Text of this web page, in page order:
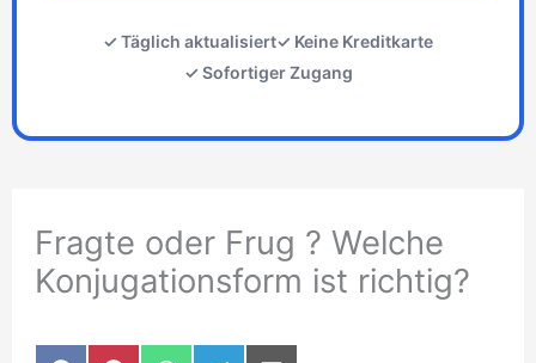
✓ Täglich aktualisiert✓ Keine Kreditkarte
✓ Sofortiger Zugang
Fragte oder Frug ? Welche
Konjugationsform ist richtig?